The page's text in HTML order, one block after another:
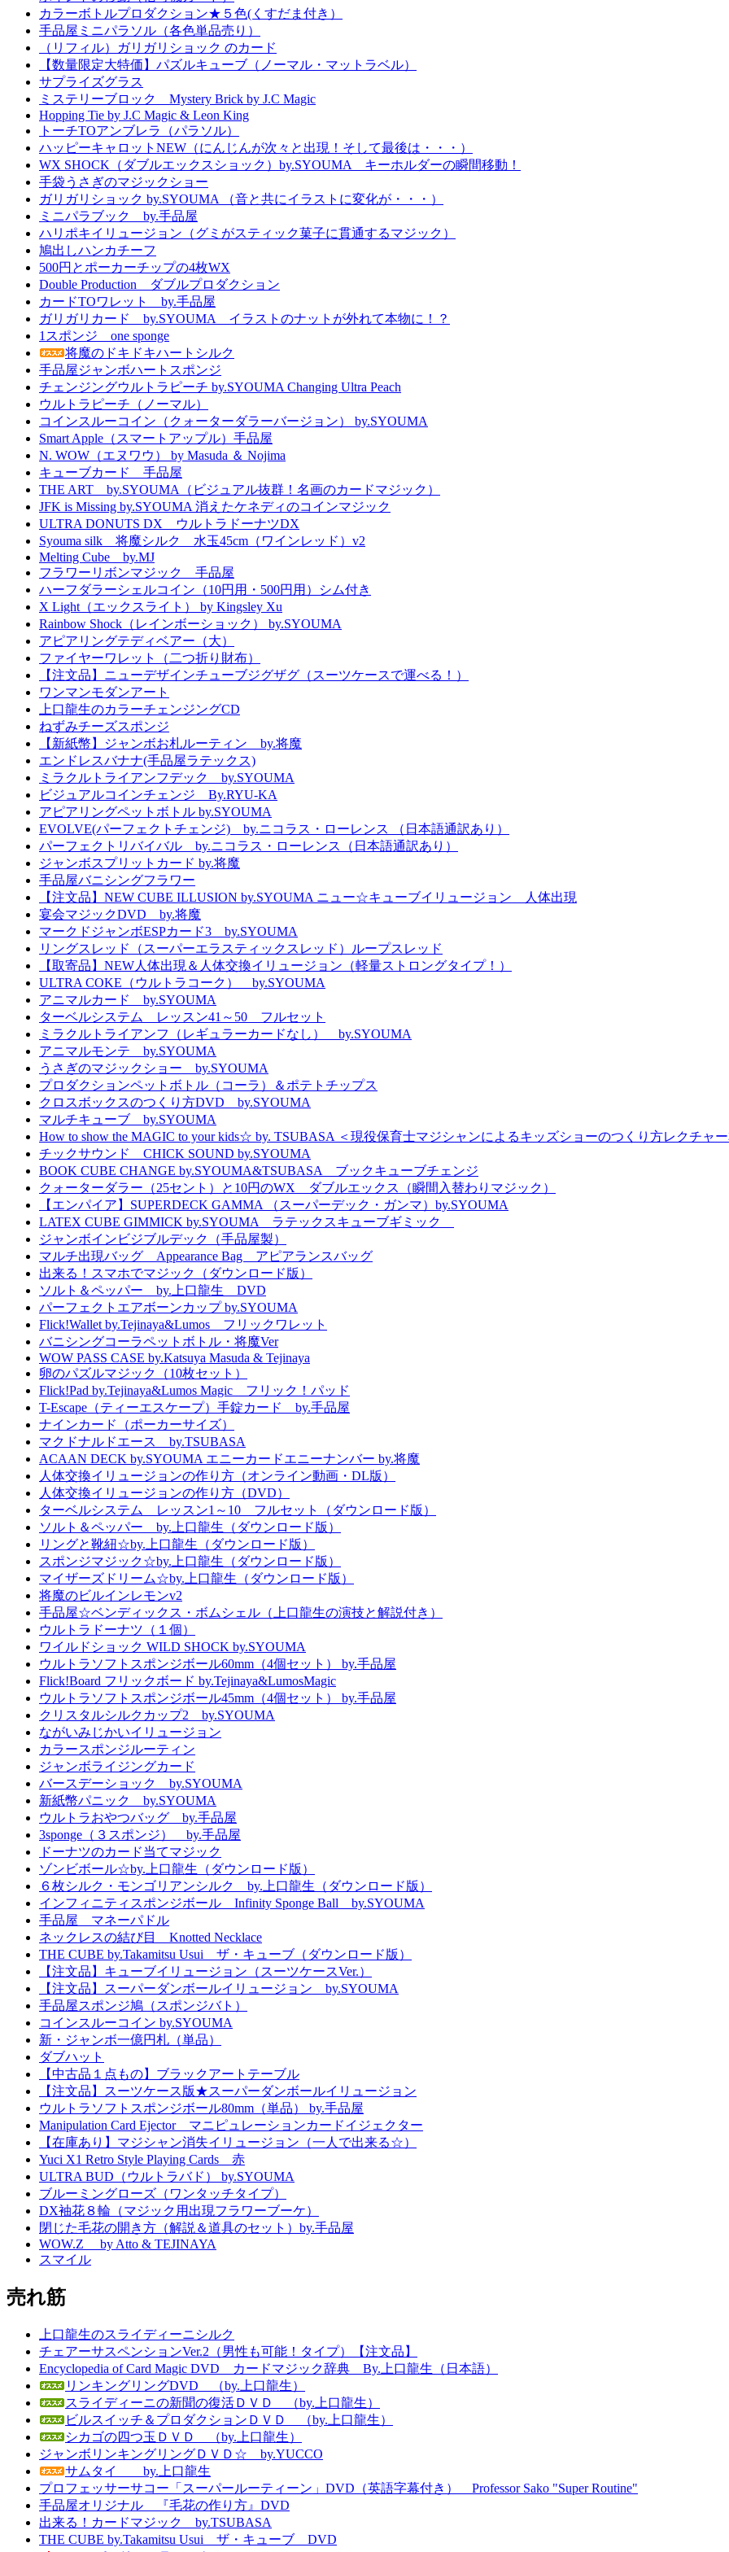
カラーボトルプロダクション★５色(くすだま付き）
手品屋ミニパラソル（各色単品売り）
（リフィル）ガリガリショック のカード
【数量限定大特価】パズルキューブ（ノーマル・マットラベル）
サプライズグラス
ミステリーブロック Mystery Brick by J.C Magic
Hopping Tie by J.C Magic & Leon King
トーチTOアンブレラ（パラソル）
ハッピーキャロットNEW（にんじんが次々と出現！そして最後は・・・）
WX SHOCK（ダブルエックスショック）by.SYOUMA キーホルダーの瞬間移動！
手袋うさぎのマジックショー
ガリガリショック by.SYOUMA （音と共にイラストに変化が・・・）
ミニパラブック by.手品屋
ハリポキイリュージョン（グミがスティック菓子に貫通するマジック）
鳩出しハンカチーフ
500円とポーカーチップの4枚WX
Double Production ダブルプロダクション
カードTOワレット by.手品屋
ガリガリカード by.SYOUMA イラストのナットが外れて本物に！？
1スポンジ one sponge
将魔のドキドキハートシルク
手品屋ジャンボハートスポンジ
チェンジングウルトラピーチ by.SYOUMA Changing Ultra Peach
ウルトラピーチ（ノーマル）
コインスルーコイン（クォーターダラーバージョン） by.SYOUMA
Smart Apple（スマートアップル）手品屋
N. WOW（エヌワウ） by Masuda ＆ Nojima
キューブカード 手品屋
THE ART by.SYOUMA（ビジュアル抜群！名画のカードマジック）
JFK is Missing by.SYOUMA 消えたケネディのコインマジック
ULTRA DONUTS DX ウルトラドーナツDX
Syouma silk 将魔シルク 水玉45cm（ワインレッド）v2
Melting Cube by.MJ
フラワーリボンマジック 手品屋
ハーフダラーシェルコイン（10円用・500円用）シム付き
X Light（エックスライト） by Kingsley Xu
Rainbow Shock（レインボーショック） by.SYOUMA
アピアリングテディベアー（大）
ファイヤーワレット（二つ折り財布）
【注文品】ニューデザインチューブジグザグ（スーツケースで運べる！）
ワンマンモダンアート
上口龍生のカラーチェンジングCD
ねずみチーズスポンジ
【新紙幣】ジャンボお札ルーティン by.将魔
エンドレスバナナ(手品屋ラテックス)
ミラクルトライアンフデック by.SYOUMA
ビジュアルコインチェンジ By.RYU-KA
アピアリングペットボトル by.SYOUMA
EVOLVE(パーフェクトチェンジ) by.ニコラス・ローレンス （日本語通訳あり）
パーフェクトリバイバル by.ニコラス・ローレンス（日本語通訳あり）
ジャンボスプリットカード by.将魔
手品屋バニシングフラワー
【注文品】NEW CUBE ILLUSION by.SYOUMA ニュー☆キューブイリュージョン 人体出現
宴会マジックDVD by.将魔
マークドジャンボESPカード3 by.SYOUMA
リングスレッド（スーパーエラスティックスレッド）ループスレッド
【取寄品】NEW人体出現＆人体交換イリュージョン（軽量ストロングタイプ！）
ULTRA COKE（ウルトラコーク） by.SYOUMA
アニマルカード by.SYOUMA
ターベルシステム レッスン41～50 フルセット
ミラクルトライアンフ（レギュラーカードなし） by.SYOUMA
アニマルモンテ by.SYOUMA
うさぎのマジックショー by.SYOUMA
プロダクションペットボトル（コーラ）＆ポテトチップス
クロスボックスのつくり方DVD by.SYOUMA
マルチキューブ by.SYOUMA
How to show the MAGIC to your kids☆ by. TSUBASA ＜現役保育士マジシャンによるキッズショーのつくり方レクチャ
チックサウンド CHICK SOUND by.SYOUMA
BOOK CUBE CHANGE by.SYOUMA&TSUBASA ブックキューブチェンジ
クォーターダラー（25セント）と10円のWX ダブルエックス（瞬間入替わりマジック）
【エンパイア】SUPERDECK GAMMA （スーパーデック・ガンマ）by.SYOUMA
LATEX CUBE GIMMICK by.SYOUMA ラテックスキューブギミック
ジャンボインビジブルデック（手品屋製）
マルチ出現バッグ Appearance Bag アピアランスバッグ
出来る！スマホでマジック（ダウンロード版）
ソルト＆ペッパー by.上口龍生 DVD
パーフェクトエアボーンカップ by.SYOUMA
Flick!Wallet by.Tejinaya&Lumos フリックワレット
バニシングコーラペットボトル・将魔Ver
WOW PASS CASE by.Katsuya Masuda & Tejinaya
卵のパズルマジック（10枚セット）
Flick!Pad by.Tejinaya&Lumos Magic フリック！パッド
T-Escape（ティーエスケープ）手錠カード by.手品屋
ナインカード（ポーカーサイズ）
マクドナルドエース by.TSUBASA
ACAAN DECK by.SYOUMA エニーカードエニーナンバー by.将魔
人体交換イリュージョンの作り方（オンライン動画・DL版）
人体交換イリュージョンの作り方（DVD）
ターベルシステム レッスン1～10 フルセット（ダウンロード版）
ソルト＆ペッパー by.上口龍生（ダウンロード版）
リングと靴紐☆by.上口龍生（ダウンロード版）
スポンジマジック☆by.上口龍生（ダウンロード版）
マイザーズドリーム☆by.上口龍生（ダウンロード版）
将魔のビルインレモンv2
手品屋☆ベンディックス・ボムシェル（上口龍生の演技と解説付き）
ウルトラドーナツ（１個）
ワイルドショック WILD SHOCK by.SYOUMA
ウルトラソフトスポンジボール60mm（4個セット） by.手品屋
Flick!Board フリックボード by.Tejinaya&LumosMagic
ウルトラソフトスポンジボール45mm（4個セット） by.手品屋
クリスタルシルクカップ2 by.SYOUMA
ながいみじかいイリュージョン
カラースポンジルーティン
ジャンボライジングカード
バースデーショック by.SYOUMA
新紙幣パニック by.SYOUMA
ウルトラおやつバッグ by.手品屋
3sponge（３スポンジ） by.手品屋
ドーナツのカード当てマジック
ゾンビボール☆by.上口龍生（ダウンロード版）
６枚シルク・モンゴリアンシルク by.上口龍生（ダウンロード版）
インフィニティスポンジボール Infinity Sponge Ball by.SYOUMA
手品屋 マネーパドル
ネックレスの結び目 Knotted Necklace
THE CUBE by.Takamitsu Usui ザ・キューブ（ダウンロード版）
【注文品】キューブイリュージョン（スーツケースVer.）
【注文品】スーパーダンボールイリュージョン by.SYOUMA
手品屋スポンジ鳩（スポンジバト）
コインスルーコイン by.SYOUMA
新・ジャンボ一億円札（単品）
ダブハット
【中古品１点もの】ブラックアートテーブル
【注文品】スーツケース版★スーパーダンボールイリュージョン
ウルトラソフトスポンジボール80mm（単品） by.手品屋
Manipulation Card Ejector マニピュレーションカードイジェクター
【在庫あり】マジシャン消失イリュージョン（一人で出来る☆）
Yuci X1 Retro Style Playing Cards 赤
ULTRA BUD（ウルトラバド） by.SYOUMA
ブルーミングローズ（ワンタッチタイプ）
DX袖花８輪（マジック用出現フラワーブーケ）
閉じた毛花の開き方（解説＆道具のセット）by.手品屋
WOW.Z by Atto & TEJINAYA
スマイル
売れ筋
上口龍生のスライディーニシルク
チェアーサスペンションVer.2（男性も可能！タイプ）【注文品】
Encyclopedia of Card Magic DVD カードマジック辞典 By.上口龍生（日本語）
リンキングリングDVD （by.上口龍生）
スライディーニの新聞の復活ＤＶＤ （by.上口龍生）
ビルスイッチ＆プロダクションＤＶＤ （by.上口龍生）
シカゴの四つ玉ＤＶＤ （by.上口龍生）
ジャンボリンキングリングＤＶＤ☆ by.YUCCO
サムタイ by.上口龍生
プロフェッサーサコー「スーパールーティーン」DVD（英語字幕付き） Professor Sako "Super Routine"
手品屋オリジナル 『毛花の作り方』DVD
出来る！カードマジック by.TSUBASA
THE CUBE by.Takamitsu Usui ザ・キューブ DVD